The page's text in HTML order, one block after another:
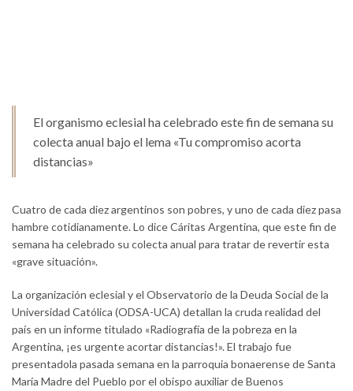
El organismo eclesial ha celebrado este fin de semana su
colecta anual bajo el lema «Tu compromiso acorta
distancias»
Cuatro de cada diez argentinos son pobres, y uno de cada diez pasa
hambre cotidianamente. Lo dice Cáritas Argentina, que este fin de
semana ha celebrado su colecta anual para tratar de revertir esta
«grave situación».
La organización eclesial y el Observatorio de la Deuda Social de la
Universidad Católica (ODSA-UCA) detallan la cruda realidad del
país en un informe titulado «Radiografía de la pobreza en la
Argentina, ¡es urgente acortar distancias!». El trabajo fue
presentadola pasada semana en la parroquia bonaerense de Santa
María Madre del Pueblo por el obispo auxiliar de Buenos